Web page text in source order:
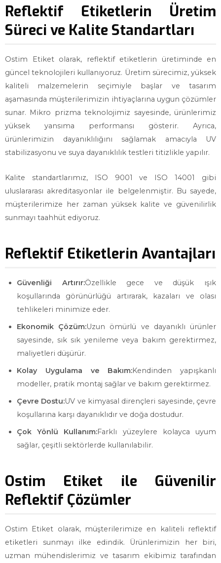
Reflektif Etiketlerin Üretim
Süreci ve Kalite Standartları
Ostim Etiket olarak, reflektif etiketlerin üretiminde en
güncel teknolojileri kullanıyoruz. Üretim sürecimiz, yüksek
kaliteli malzemelerin seçimiyle başlar ve tasarım
aşamasında müşterilerimizin ihtiyaçlarına uygun çözümler
sunar. Mikro prizma teknolojimiz sayesinde, ürünlerimiz
yüksek yansıma performansı gösterir. Ayrıca,
ürünlerimizin dayanıklılığını sağlamak amacıyla UV
stabilizasyonu ve suya dayanıklılık testleri titizlikle yapılır.
Kalite standartlarımız, ISO 9001 ve ISO 14001 gibi
uluslararası akreditasyonlar ile belgelenmiştir. Bu sayede,
müşterilerimize her zaman yüksek kalite ve güvenilirlik
sunmayı taahhüt ediyoruz.
Reflektif Etiketlerin Avantajları
Güvenliği Artırır:Özellikle gece ve düşük ışık
koşullarında görünürlüğü artırarak, kazaları ve olası
tehlikeleri minimize eder.
Ekonomik Çözüm:Uzun ömürlü ve dayanıklı ürünler
sayesinde, sık sık yenileme veya bakım gerektirmez,
maliyetleri düşürür.
Kolay Uygulama ve Bakım:Kendinden yapışkanlı
modeller, pratik montaj sağlar ve bakım gerektirmez.
Çevre Dostu:UV ve kimyasal dirençleri sayesinde, çevre
koşullarına karşı dayanıklıdır ve doğa dostudur.
Çok Yönlü Kullanım:Farklı yüzeylere kolayca uyum
sağlar, çeşitli sektörlerde kullanılabilir.
Ostim Etiket ile Güvenilir
Reflektif Çözümler
Ostim Etiket olarak, müşterilerimize en kaliteli reflektif
etiketleri sunmayı ilke edindik. Ürünlerimizin her biri,
uzman mühendislerimiz ve tasarım ekibimiz tarafından